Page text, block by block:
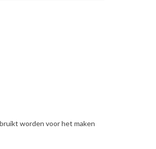
worden voor het maken